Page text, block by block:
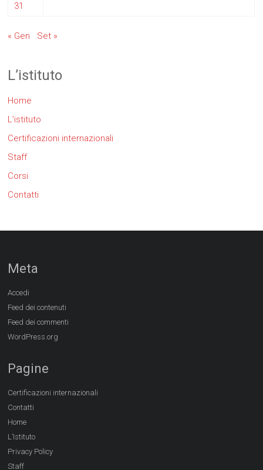
31
« Gen Set »
L’istituto
Home
L’istituto
Certificazioni internazionali
Staff
Corsi
Contatti
Meta
Accedi
Feed dei contenuti
Feed dei commenti
WordPress.org
Pagine
Certificazioni internazionali
Contatti
Home
L’Istituto
Privacy Policy
Staff